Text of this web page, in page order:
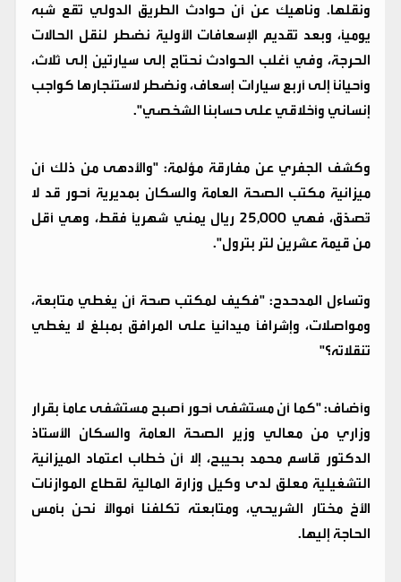
ونقلها. وناهيك عن أن حوادث الطريق الدولي تقع شبه
يومياً، وبعد تقديم الإسعافات الأولية نضطر لنقل الحالات
الحرجة، وفي أغلب الحوادث نحتاج إلى سيارتين إلى ثلاث،
وأحياناً إلى أربع سيارات إسعاف، ونضطر لاستئجارها كواجب
إنساني وأخلاقي على حسابنا الشخصي".
وكشف الجفري عن مفارقة مؤلمة: "والأدهى من ذلك أن
ميزانية مكتب الصحة العامة والسكان بمديرية أحور قد لا
تُصدَّق، فهي 25,000 ريال يمني شهرياً فقط، وهي أقل
من قيمة عشرين لتر بترول".
وتساءل المدحدح: "فكيف لمكتب صحة أن يغطي متابعة،
ومواصلات، وإشرافاً ميدانياً على المرافق بمبلغ لا يغطي
تنقلاته؟"
وأضاف: "كما أن مستشفى أحور أصبح مستشفى عاماً بقرار
وزاري من معالي وزير الصحة العامة والسكان الأستاذ
الدكتور قاسم محمد بحيبح، إلا أن خطاب اعتماد الميزانية
التشغيلية معلق لدى وكيل وزارة المالية لقطاع الموازنات
الأخ مختار الشريحي، ومتابعته تكلفنا أموالاً نحن بأمس
الحاجة إليها.